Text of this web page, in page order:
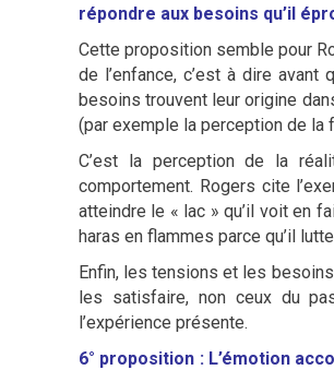
répondre aux besoins qu’il
Cette proposition semble pour
de l’enfance, c’est à dire
besoins trouvent leur origine
(par exemple la perception de la
C’est la perception de la
comportement. Rogers cite
atteindre le « lac » qu’il voit en
haras en flammes parce qu’il
Enfin, les tensions et les
les satisfaire, non ceux du
l’expérience présente.
6° proposition : L’émotion